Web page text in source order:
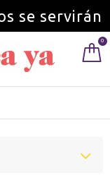
se servirán
0